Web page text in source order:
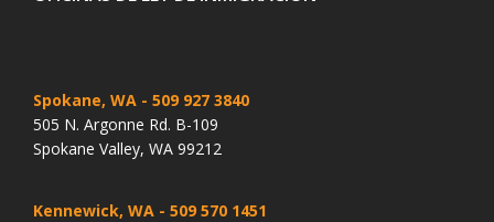
Spokane, WA - 509 927 3840
505 N. Argonne Rd. B-109
Spokane Valley, WA 99212
Kennewick, WA - 509 570 1451